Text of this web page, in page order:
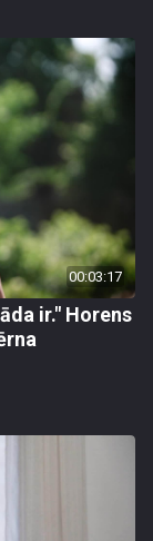
00:03:17
ir." Horens